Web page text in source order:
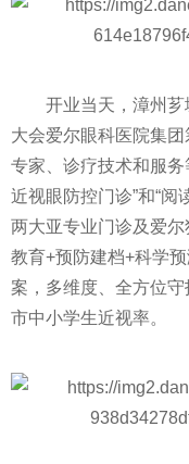
开业当天，漳州
大会爱尔眼科医院集
专家、诊疗技术和服
近视眼防控门诊”和“阅
两大亚专业门诊及爱尔
教育+预防建档+科学
案，多维度、全方位守
市中小学生近视率。